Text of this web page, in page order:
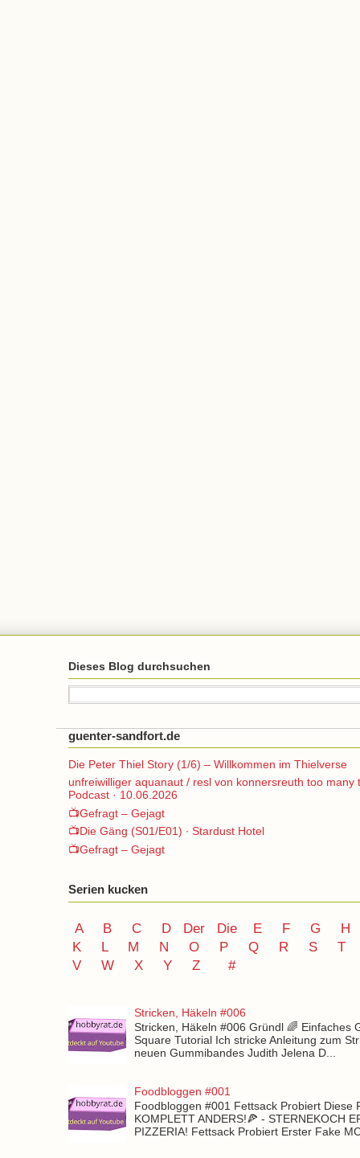
Dieses Blog durchsuchen
guenter-sandfort.de
Die Peter Thiel Story (1/6) – Willkommen im Thielverse
unfreiwilliger aquanaut / resl von konnersreuth too many
Podcast · 10.06.2026
📺Gefragt – Gejagt
📺Die Gäng (S01/E01) ∙ Stardust Hotel
📺Gefragt – Gejagt
Serien kucken
A B C D Der Die E F G
H
K
L M N O P Q R S
T
V
W X Y Z #
Stricken, Häkeln #006
Stricken, Häkeln #006 Gründl 🌈 Einfaches
Square Tutorial Ich stricke Anleitung zum
neuen Gummibandes Judith Jelena D...
Foodbloggen #001
Foodbloggen #001 Fettsack Probiert Diese
KOMPLETT ANDERS!🍕 - STERNEKOCH
PIZZERIA! Fettsack Probiert Erster Fake